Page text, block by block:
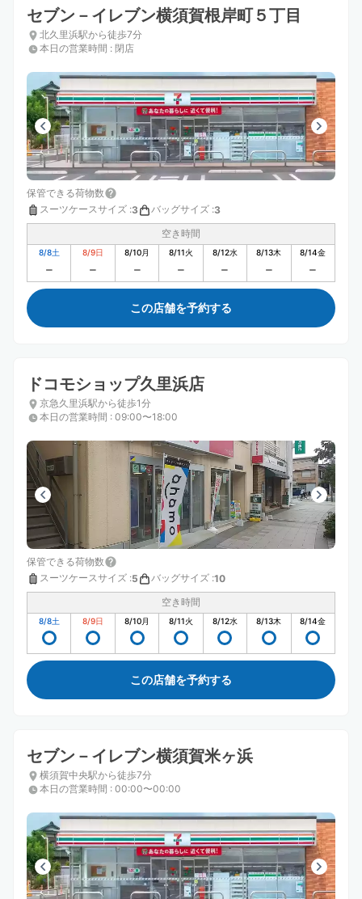
セブン－イレブン横須賀根岸町５丁目
北久里浜駅から徒歩7分
本日の営業時間 : 閉店
保管できる荷物数
スーツケースサイズ :3 バッグサイズ :3
空き時間
8/8土 8/9日 8/10月 8/11火 8/12水 8/13木 8/14金
この店舗を予約する
ドコモショップ久里浜店
京急久里浜駅から徒歩1分
本日の営業時間 : 09:00〜18:00
保管できる荷物数
スーツケースサイズ :5 バッグサイズ :10
空き時間
8/8土 8/9日 8/10月 8/11火 8/12水 8/13木 8/14金
この店舗を予約する
セブン－イレブン横須賀米ヶ浜
横須賀中央駅から徒歩7分
本日の営業時間 : 00:00〜00:00